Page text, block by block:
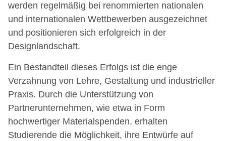
werden regelmäßig bei renommierten nationalen
und internationalen Wettbewerben ausgezeichnet
und positionieren sich erfolgreich in der
Designlandschaft.
Ein Bestandteil dieses Erfolgs ist die enge
Verzahnung von Lehre, Gestaltung und industrieller
Praxis. Durch die Unterstützung von
Partnerunternehmen, wie etwa in Form
hochwertiger Materialspenden, erhalten
Studierende die Möglichkeit, ihre Entwürfe auf